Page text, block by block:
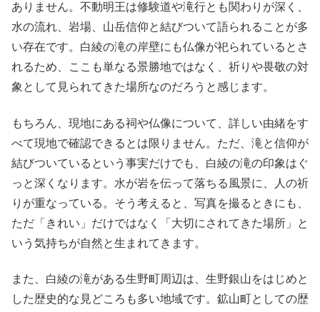
ありません。不動明王は修験道や滝行とも関わりが深く、
水の流れ、岩場、山岳信仰と結びついて語られることが多
い存在です。白綾の滝の岸壁にも仏像が祀られているとさ
れるため、ここも単なる景勝地ではなく、祈りや畏敬の対
象として見られてきた場所なのだろうと感じます。
もちろん、現地にある祠や仏像について、詳しい由緒をす
べて現地で確認できるとは限りません。ただ、滝と信仰が
結びついているという事実だけでも、白綾の滝の印象はぐ
っと深くなります。水が岩を伝って落ちる風景に、人の祈
りが重なっている。そう考えると、写真を撮るときにも、
ただ「きれい」だけではなく「大切にされてきた場所」と
いう気持ちが自然と生まれてきます。
また、白綾の滝がある生野町周辺は、生野銀山をはじめと
した歴史的な見どころも多い地域です。鉱山町としての歴